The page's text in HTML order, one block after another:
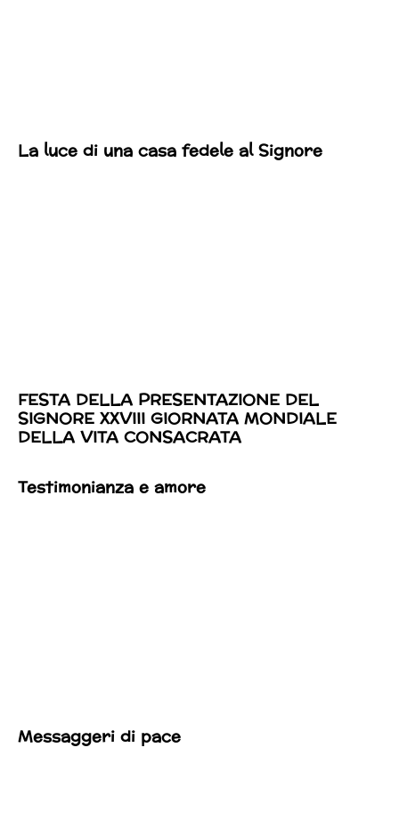
La luce di una casa fedele al Signore
FESTA DELLA PRESENTAZIONE DEL
SIGNORE XXVIII GIORNATA MONDIALE
DELLA VITA CONSACRATA
Testimonianza e amore
Messaggeri di pace